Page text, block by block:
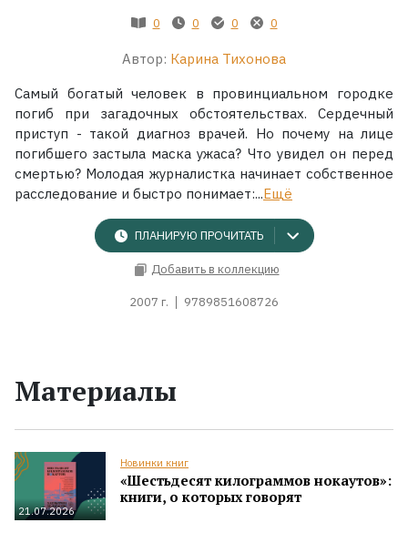
0 0 0 0
Автор: Карина Тихонова
Самый богатый человек в провинциальном городке
погиб при загадочных обстоятельствах. Сердечный
приступ - такой диагноз врачей. Но почему на лице
погибшего застыла маска ужаса? Что увидел он перед
смертью? Молодая журналистка начинает собственное
расследование и быстро понимает:...Ещё
ПЛАНИРУЮ ПРОЧИТАТЬ
Добавить в коллекцию
2007 г. 9789851608726
Материалы
21.07.2026
Новинки книг
«Шестьдесят килограммов нокаутов»:
книги, о которых говорят